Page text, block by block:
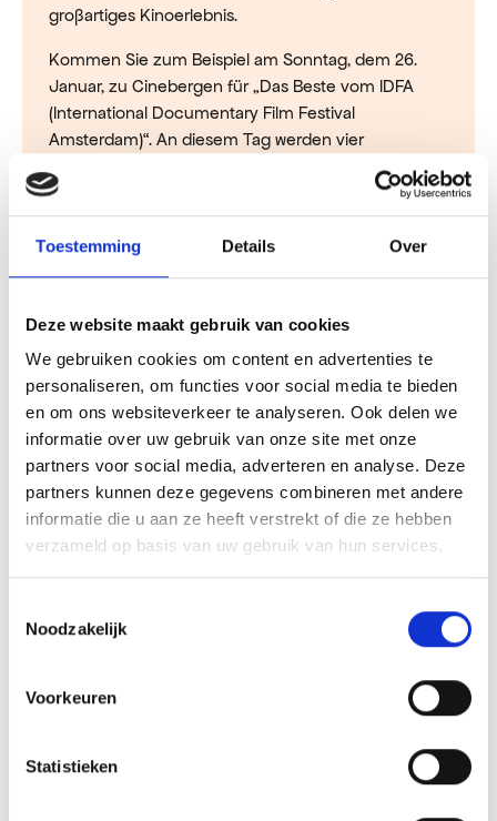
Toestemming Details Over
Deze website maakt gebruik van cookies
We gebruiken cookies om content en advertenties te
personaliseren, om functies voor social media te bieden
en om ons websiteverkeer te analyseren. Ook delen we
informatie over uw gebruik van onze site met onze
partners voor social media, adverteren en analyse. Deze
partners kunnen deze gegevens combineren met andere
informatie die u aan ze heeft verstrekt of die ze hebben
verzameld op basis van uw gebruik van hun services.
Noodzakelijk
Voorkeuren
Statistieken
großartiges Kinoerlebnis.
Kommen Sie zum Beispiel am Sonntag, dem 26.
Januar, zu Cinebergen für „Das Beste vom IDFA
(International Documentary Film Festival
Amsterdam)“. An diesem Tag werden vier
preisgekrönte Dokumentarfilme gezeigt, die von
den Jurys des IDFA 2024 für ihre herausragende
Qualität ausgezeichnet wurden.
Bowling ist und bleibt ein Klassiker! Lucky Strike